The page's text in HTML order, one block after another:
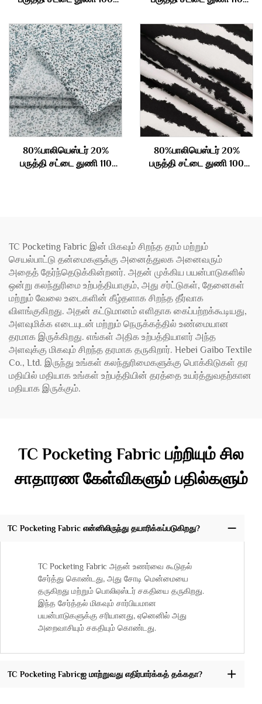
80%பாலியெஸ்டர் 20%
பருத்தி சட்டை துணி 110
80%பாலியெஸ்டர் 20%
பருத்தி சட்டை துணி 100
TC Pocketing Fabric இன் மிகவும் சிறந்த தரம் மற்றும்
செயல்பாட்டு தன்மைகளுக்கு அனைத்துலக அனைவரும்
அதைத் தேர்ந்தெடுக்கின்றனர். அதன் முக்கிய பயன்பாடுகளில்
ஒன்று கலந்துரிமை உற்பத்தியாகும், அது சர்ட்டுகள், தேனைகள்
மற்றும் வேலை உடைகளின் கீழ்தளாக சிறந்த தீர்வாக
விளங்குகிறது. அதன் கட்டுமானம் எளிதாக கைப்பற்றக்கூடியது,
அளவுமிக்க எடையுடன் மற்றும் நெருக்கத்தில் உண்மையான
தரமாக இருக்கிறது. எங்கள் அதிக உற்பத்தியாளர் அந்த
அளவுக்கு மிகவும் சிறந்த தரமாக தருகிறார். Hebei Gaibo Textile
Co., Ltd. இருந்து உங்கள் கலந்துரிமைகளுக்கு பொக்கிடுகள் தர
மதியில் மதியாக உங்கள் உற்பத்தியின் தரத்தை உயர்த்துவதற்கான
மதியாக இருக்கும்.
TC Pocketing Fabric பற்றியும் சில
சாதாரண கேள்விகளும் பதில்களும்
TC Pocketing Fabric என்னிலிருந்து தயாரிக்கப்படுகிறது?
TC Pocketing Fabric அதன் உணர்வை கூடுதல்
சேர்த்து கொண்டது, அது சோடி மென்மையை
தருகிறது மற்றும் பொலிஏஸ்டர் சகதியை தருகிறது.
இந்த சேர்த்தல் மிகவும் சார்பியமான
பயன்பாடுகளுக்கு சரியானது, ஏனெனில் அது
அறைவாசியும் சகதியும் கொண்டது.
TC Pocketing Fabricஐ மாற்றுவது எதிர்பார்க்கத் தக்கதா?